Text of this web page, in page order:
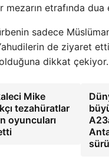
mezarın etrafında dua
sadece
de ziyaret
dikkat çekiyor.
Mike
tezahüratlar
oyuncuları